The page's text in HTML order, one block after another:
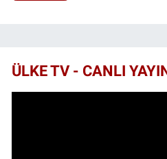
ÜLKE TV - CANLI